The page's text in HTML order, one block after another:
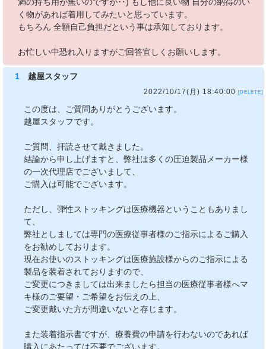
満の持ち用が無いのですが‥) もし他に良い物 自分の納得のい
く物があれば着用してみたいと思っています。
もちろん 全額自己負担だという事は承知しております。
お忙しい中恐れ入りますがご回答宜しくお願いします。
1 越屋スタッフ
2022/10/17(月) 18:40:00 [DELETE]
この度は、ご質問ありがとうございます。
越屋スタッフです。
ご質問、拝読させて戴きました。
結論から申し上げますと、弊社は多くの圧迫製品メーカー様
の一次代理店でございまして、
ご購入は可能でございます。
ただし、弾性ストッキングは医療機器ということもありまし
て、
弊社としましては専門の医療従事者様のご指示によるご購入
をお勧めしております。
現在お使いのストッキングは医療施設様からのご指示による
製品を装着されておりますので、
ご変更につきましては出来ましたら担当の医療従事者様へマ
キ様のご要望・ご希望をお伝えの上、
ご変更戴いた方が間違いないと存じます。
また装着指示書ですが、療養費の申請を行わないのであれば
購入にあたっては不要でございます。